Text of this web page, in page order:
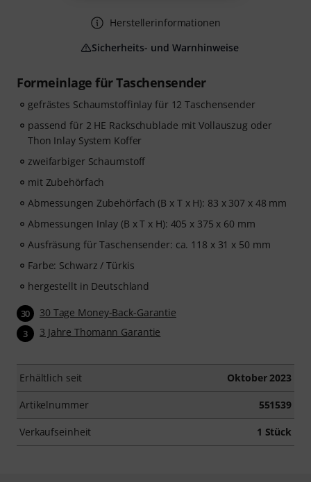
Formeinlage für Taschensender
gefrästes Schaumstoffinlay für 12 Taschensender
passend für 2 HE Rackschublade mit Vollauszug oder
Thon Inlay System Koffer
zweifarbiger Schaumstoff
mit Zubehörfach
Abmessungen Zubehörfach (B x T x H): 83 x 307 x 48 mm
Abmessungen Inlay (B x T x H): 405 x 375 x 60 mm
Ausfräsung für Taschensender: ca. 118 x 31 x 50 mm
Farbe: Schwarz / Türkis
hergestellt in Deutschland
30 30 Tage Money-Back-Garantie
3 3 Jahre Thomann Garantie
Erhältlich seit Oktober 2023
Artikelnummer 551539
Verkaufseinheit 1 Stück
Herstellerinformationen
Sicherheits- und Warnhinweise